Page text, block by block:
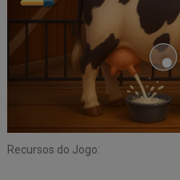
Recursos do Jogo: